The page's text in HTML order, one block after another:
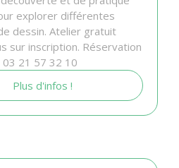
explorer différentes
dessin. Atelier gratuit
sur inscription. Réservation
03 21 57 32 10
Plus d'infos !